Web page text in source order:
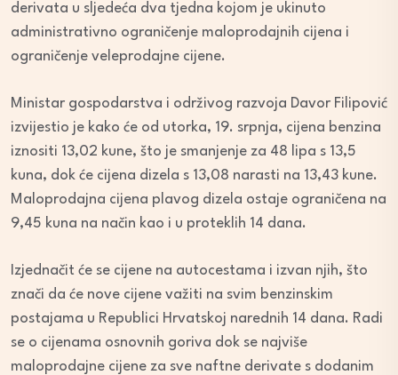
derivata u sljedeća dva tjedna kojom je ukinuto
administrativno ograničenje maloprodajnih cijena i
ograničenje veleprodajne cijene.
Ministar gospodarstva i održivog razvoja Davor Filipović
izvijestio je kako će od utorka, 19. srpnja, cijena benzina
iznositi 13,02 kune, što je smanjenje za 48 lipa s 13,5
kuna, dok će cijena dizela s 13,08 narasti na 13,43 kune.
Maloprodajna cijena plavog dizela ostaje ograničena na
9,45 kuna na način kao i u proteklih 14 dana.
Izjednačit će se cijene na autocestama i izvan njih, što
znači da će nove cijene važiti na svim benzinskim
postajama u Republici Hrvatskoj narednih 14 dana. Radi
se o cijenama osnovnih goriva dok se najviše
maloprodajne cijene za sve naftne derivate s dodanim